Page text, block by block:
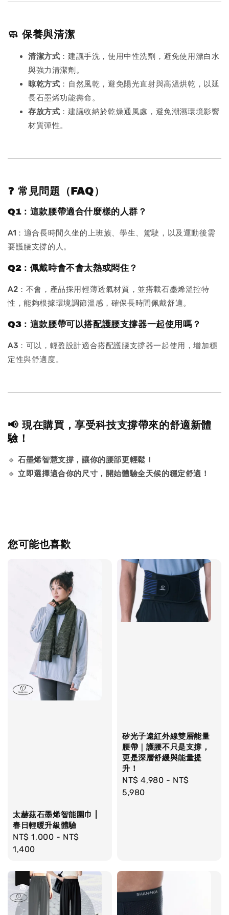
🧼 保養與清潔
清潔方式 ：建議手洗，使用中性洗劑，避免使用漂白水
與強力清潔劑。
晾乾方式 ：自然風乾，避免陽光直射與高溫烘乾，以延
長石墨烯功能壽命。
存放方式 ：建議收納於乾燥通風處，避免潮濕環境影響
材質彈性。
❓ 常見問題（FAQ）
Q1：這款腰帶適合什麼樣的人群？
A1 ：適合長時間久坐的上班族、學生、駕駛，以及運動後需
要護腰支撐的人。
Q2：佩戴時會不會太熱或悶住？
A2 ：不會，產品採用輕薄透氣材質，並搭載石墨烯溫控特
性，能夠根據環境調節溫感，確保長時間佩戴舒適。
Q3：這款腰帶可以搭配護腰支撐器一起使用嗎？
A3 ：可以，輕盈設計適合搭配護腰支撐器一起使用，增加穩
定性與舒適度。
📢 現在購買，享受科技支撐帶來的舒適新體
驗！
🔹石墨烯智慧支撐，讓你的腰部更輕鬆！
🔹立即選擇適合你的尺寸，開始體驗全天候的穩定舒適！
您可能也喜歡
太赫茲石墨烯智能圍巾 |
春日輕暖升級體驗
Regular
price
NT$ 1,000 - NT$
1,400
矽光子遠紅外線雙層能量
腰帶｜護腰不只是支撐，
更是深層舒緩與能量提
升！
Regular
price
NT$ 4,980 - NT$
5,980